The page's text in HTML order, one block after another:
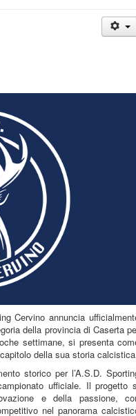
Cervino annuncia
della provincia di Caserta
settimane, si presenta
della sua storia
storico per l’A.S.D.
ufficiale. Il progetto
e della passione,
nel panorama